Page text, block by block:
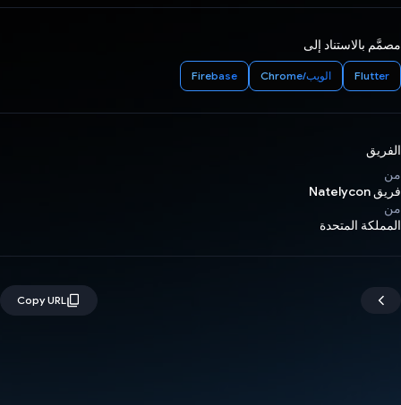
مصمَّم بالاستناد إلى
Flutter الويب/Chrome Firebase
الفريق
من
فريق Natelycon
من
المملكة المتحدة